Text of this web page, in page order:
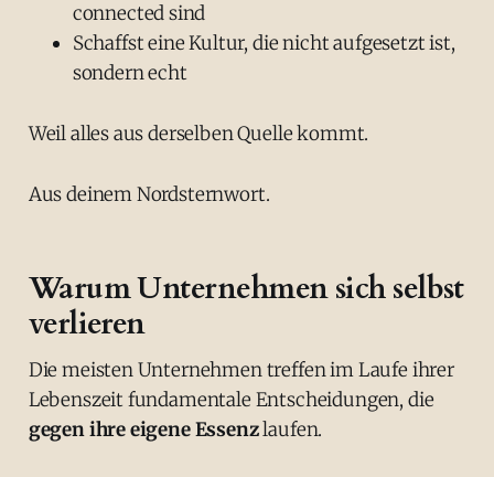
connected sind
Schaffst eine Kultur, die nicht aufgesetzt ist,
sondern echt
Weil alles aus derselben Quelle kommt.
Aus deinem Nordsternwort.
Warum Unternehmen sich selbst
verlieren
Die meisten Unternehmen treffen im Laufe ihrer
Lebenszeit fundamentale Entscheidungen, die
gegen ihre eigene Essenzlaufen.